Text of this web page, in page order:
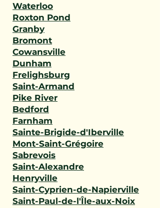
Waterloo
Roxton Pond
Granby
Bromont
Cowansville
Dunham
Frelighsburg
Saint-Armand
Pike River
Bedford
Farnham
Sainte-Brigide-d'Iberville
Mont-Saint-Grégoire
Sabrevois
Saint-Alexandre
Henryville
Saint-Cyprien-de-Napierville
Saint-Paul-de-l'Île-aux-Noix